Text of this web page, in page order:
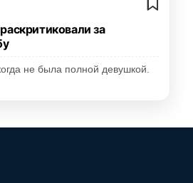
за
не была полной девушкой.